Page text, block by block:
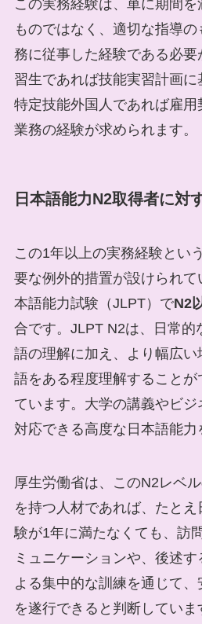
この実務経験は、単に期間を
ものではなく、適切な指導
務に従事した経験である必
習生であれば技能実習計画に
特定技能外国人であれば雇
業務の経験が求められます。
日本語能力N2取得者に対
この1年以上の実務経験とい
要な例外的措置が設けられて
本語能力試験（JLPT）でN2
合です。JLPT N2は、日常的
語の理解に加え、より幅広
語をある程度理解すること
ています。大学の講義やビジ
対応できる高度な日本語能力
厚生労働省は、このN2レベ
を持つ人材であれば、たと
験が1年に満たなくても、訪
ミュニケーションや、後述
よる集中的な訓練を通じて
を遂行できると判断していま